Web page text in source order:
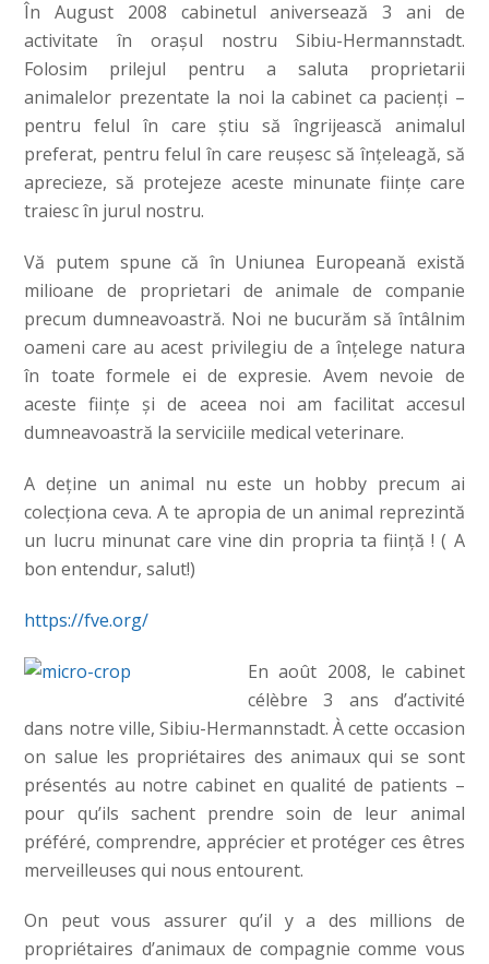
În August 2008 cabinetul aniversează 3 ani de
activitate în oraşul nostru Sibiu-Hermannstadt.
Folosim prilejul pentru a saluta proprietarii
animalelor prezentate la noi la cabinet ca pacienţi –
pentru felul în care ştiu să îngrijească animalul
preferat, pentru felul în care reuşesc să înţeleagă, să
aprecieze, să protejeze aceste minunate fiinţe care
traiesc în jurul nostru.
Vă putem spune că în Uniunea Europeană există
milioane de proprietari de animale de companie
precum dumneavoastră. Noi ne bucurăm să întâlnim
oameni care au acest privilegiu de a înţelege natura
în toate formele ei de expresie. Avem nevoie de
aceste fiinţe şi de aceea noi am facilitat accesul
dumneavoastră la serviciile medical veterinare.
A deţine un animal nu este un hobby precum ai
colecţiona ceva. A te apropia de un animal reprezintă
un lucru minunat care vine din propria ta fiinţă ! ( A
bon entendur, salut!)
https://fve.org/
En août 2008, le cabinet
célèbre 3 ans d’activité
dans notre ville, Sibiu-Hermannstadt. À cette occasion
on salue les propriétaires des animaux qui se sont
présentés au notre cabinet en qualité de patients –
pour qu’ils sachent prendre soin de leur animal
préféré, comprendre, apprécier et protéger ces êtres
merveilleuses qui nous entourent.
On peut vous assurer qu’il y a des millions de
propriétaires d’animaux de compagnie comme vous